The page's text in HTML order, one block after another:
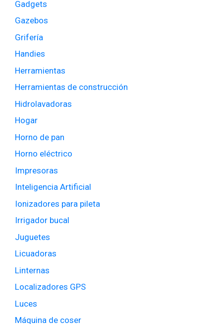
Gadgets
Gazebos
Grifería
Handies
Herramientas
Herramientas de construcción
Hidrolavadoras
Hogar
Horno de pan
Horno eléctrico
Impresoras
Inteligencia Artificial
Ionizadores para pileta
Irrigador bucal
Juguetes
Licuadoras
Linternas
Localizadores GPS
Luces
Máquina de coser